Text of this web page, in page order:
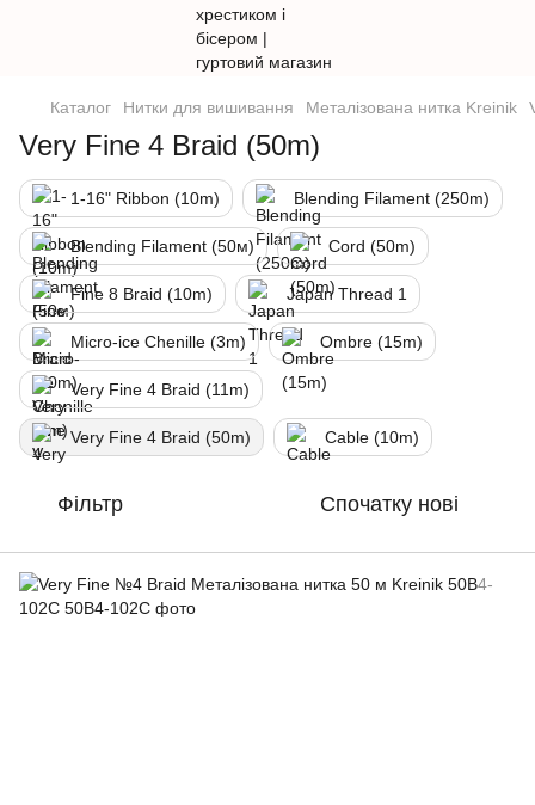
Каталог Нитки для вишивання Металізована нитка Kreinik
Very Fine 4 Braid (50m)
1-16" Ribbon (10m) Blending Filament (250m)
Blending Filament (50м) Cord (50m)
Fine 8 Braid (10m) Japan Thread 1
Micro-ice Chenille (3m) Ombre (15m)
Very Fine 4 Braid (11m)
Very Fine 4 Braid (50m) Cable (10m)
Фільтр Спочатку нові